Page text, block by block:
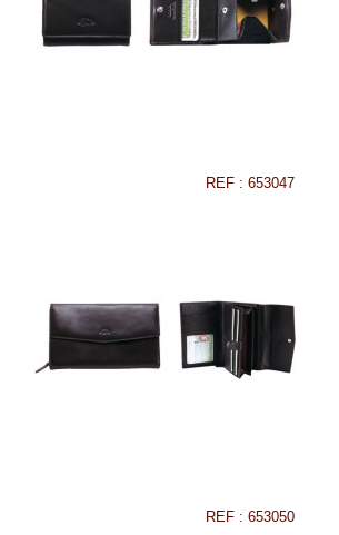
REF : 653047
REF : 653050